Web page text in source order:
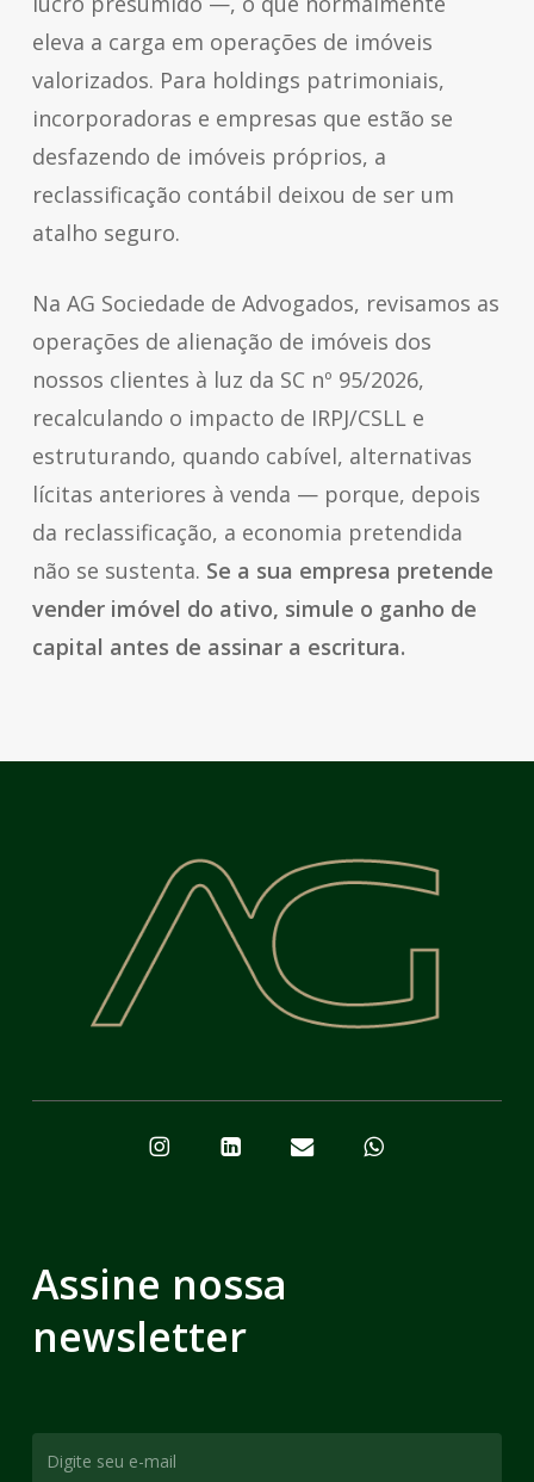
eleva a carga em operações de imóveis
valorizados. Para holdings patrimoniais,
incorporadoras e empresas que estão se
desfazendo de imóveis próprios, a
reclassificação contábil deixou de ser um
atalho seguro.
Na AG Sociedade de Advogados, revisamos as
operações de alienação de imóveis dos
nossos clientes à luz da SC nº 95/2026,
recalculando o impacto de IRPJ/CSLL e
estruturando, quando cabível, alternativas
lícitas anteriores à venda — porque, depois
da reclassificação, a economia pretendida
não se sustenta. Se a sua empresa pretende
vender imóvel do ativo, simule o ganho de
capital antes de assinar a escritura.
Assine nossa
newsletter